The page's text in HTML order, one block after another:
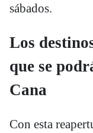
sábados.
Los
que se
Cana
Con esta